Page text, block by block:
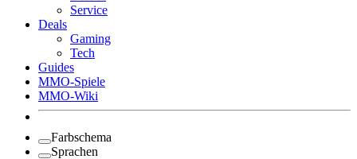
Service
Deals
Gaming
Tech
Guides
MMO-Spiele
MMO-Wiki
Farbschema
Sprachen